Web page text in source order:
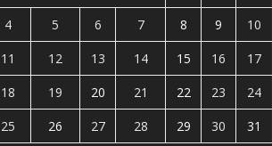
4
5 6 7 8 9
10
11
12 13 14 15 16
17
18
19 20 21 22 23
24
25
26 27 28 29 30 31